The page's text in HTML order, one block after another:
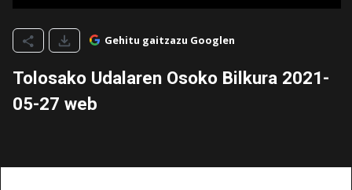
Gehitu gaitzazu Googlen
Tolosako Udalaren Osoko Bilkura 2021-
05-27 web